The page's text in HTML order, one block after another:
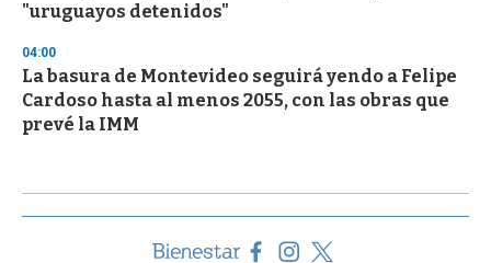
"uruguayos detenidos"
04:00
La basura de Montevideo seguirá yendo a Felipe
Cardoso hasta al menos 2055, con las obras que
prevé la IMM